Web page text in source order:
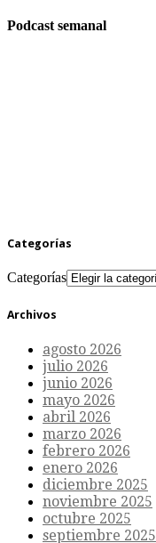
Podcast semanal
Categorías
Categorías
Archivos
agosto 2026
julio 2026
junio 2026
mayo 2026
abril 2026
marzo 2026
febrero 2026
enero 2026
diciembre 2025
noviembre 2025
octubre 2025
septiembre 2025